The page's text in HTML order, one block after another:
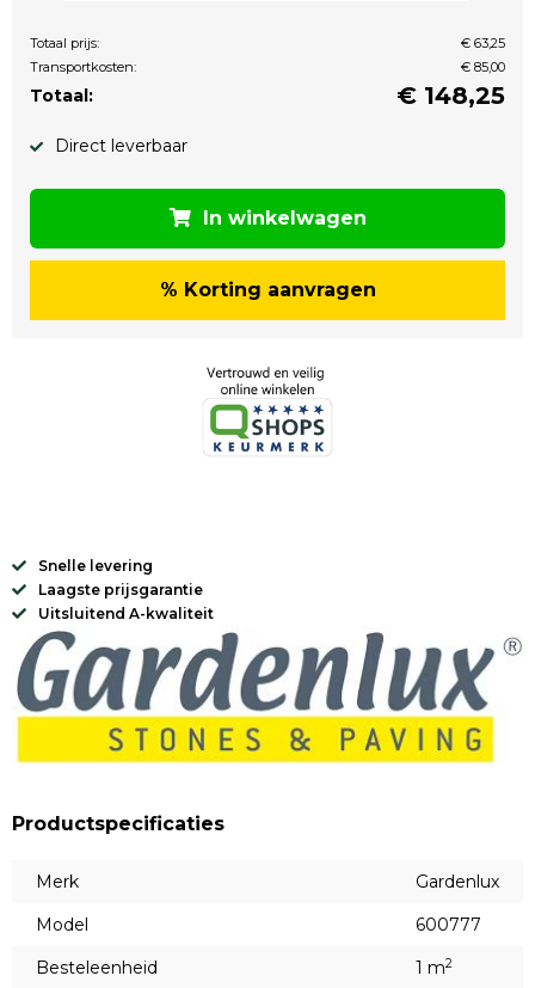
Totaal prijs:
€ 63,25
Transportkosten:
€ 85,00
Totaal: € 148,25
Direct leverbaar
In winkelwagen
% Korting aanvragen
Snelle levering
Laagste prijsgarantie
Uitsluitend A-kwaliteit
Productspecificaties
Merk
Gardenlux
Model
600777
Besteleenheid
1 m2